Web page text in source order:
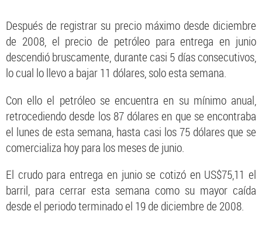
Después de registrar su precio máximo desde diciembre
de 2008, el precio de petróleo para entrega en junio
descendió bruscamente, durante casi 5 días consecutivos,
lo cual lo llevo a bajar 11 dólares, solo esta semana.
Con ello el petróleo se encuentra en su mínimo anual,
retrocediendo desde los 87 dólares en que se encontraba
el lunes de esta semana, hasta casi los 75 dólares que se
comercializa hoy para los meses de junio.
El crudo para entrega en junio se cotizó en US$75,11 el
barril, para cerrar esta semana como su mayor caída
desde el periodo terminado el 19 de diciembre de 2008.